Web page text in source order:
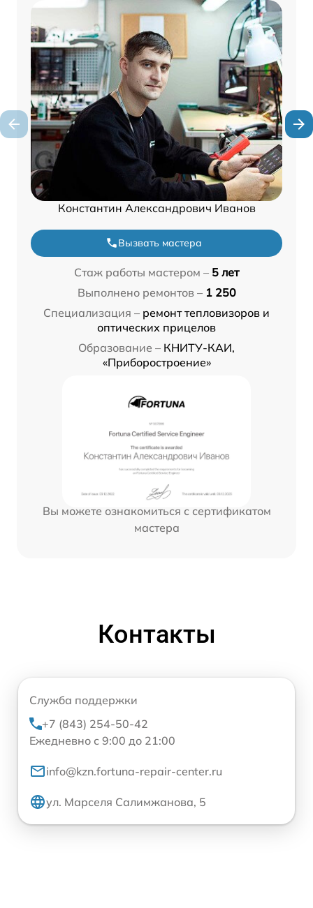
Константин Александрович Иванов
Вызвать мастера
Стаж работы мастером – 5 лет
Выполнено ремонтов – 1 250
Специализация – ремонт тепловизоров и
оптических прицелов
Образование – КНИТУ-КАИ,
«Приборостроение»
Вы можете ознакомиться с сертификатом
мастера
Контакты
Служба поддержки
+7 (843) 254-50-42
Ежедневно с 9:00 до 21:00
info@kzn.fortuna-repair-center.ru
ул. Марселя Салимжанова, 5